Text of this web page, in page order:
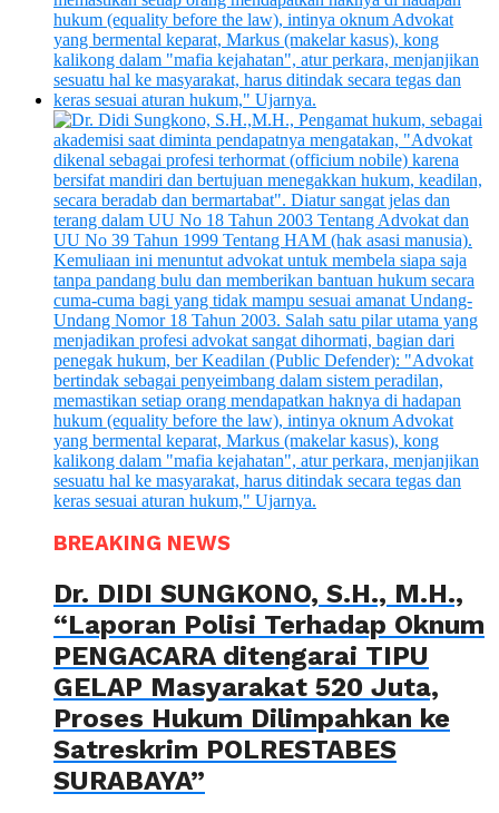
BREAKING NEWS
Dr. DIDI SUNGKONO, S.H., M.H.,
“Laporan Polisi Terhadap Oknum
PENGACARA ditengarai TIPU
GELAP Masyarakat 520 Juta,
Proses Hukum Dilimpahkan ke
Satreskrim POLRESTABES
SURABAYA”